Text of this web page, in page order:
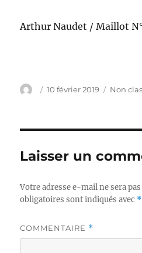
Arthur Naudet / Maillot
Auteur
Publié
10 février 2019 Non
Laisser un
Votre adresse e-mail ne sera
obligatoires sont indiqués avec *
COMMENTAIRE *